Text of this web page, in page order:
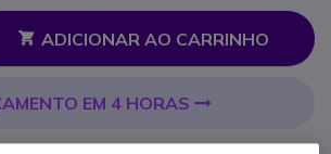
ADICIONAR AO CARRINHO
EM 4 HORAS